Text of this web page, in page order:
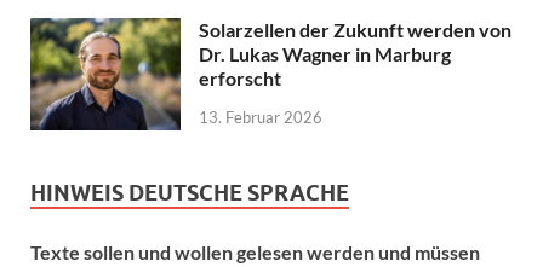
Solarzellen der Zukunft werden von
Dr. Lukas Wagner in Marburg
erforscht
13. Februar 2026
HINWEIS DEUTSCHE SPRACHE
Texte sollen und wollen gelesen werden und müssen